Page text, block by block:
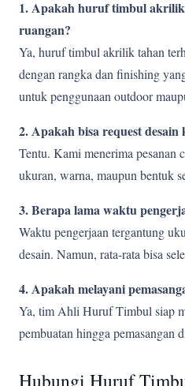
1. Apakah huruf timbul
ruangan?
Ya, huruf timbul akrilik tahan
dengan rangka dan finishing
untuk penggunaan outdoor
2. Apakah bisa request desain
Tentu. Kami menerima pesanan
ukuran, warna, maupun bentuk
3. Berapa lama waktu
Waktu pengerjaan tergantung
desain. Namun, rata-rata bisa
4. Apakah melayani
Ya, tim Ahli Huruf Timbul siap
pembuatan hingga pemasangan
Hubungi Huruf